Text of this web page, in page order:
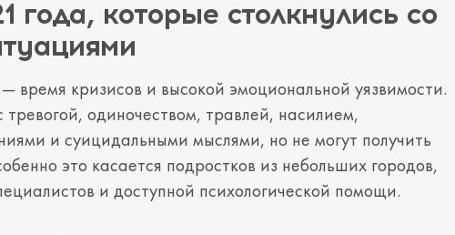
года, которые столкнулись со
время кризисов и высокой эмоциональной уязвимости.
одиночеством, травлей, насилием,
и суицидальными мыслями, но не могут получить
это касается подростков из небольших городов,
и доступной психологической помощи.